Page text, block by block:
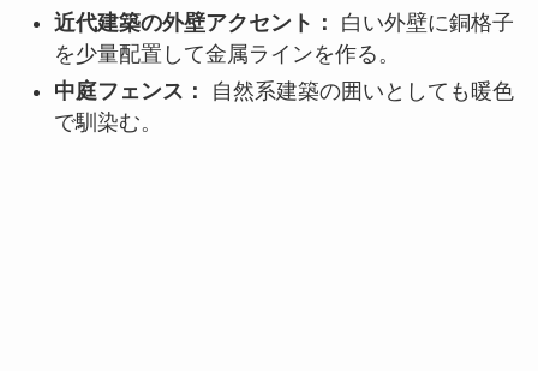
近代建築の外壁アクセント：
白い外壁に銅格子
を少量配置して金属ラインを作る。
中庭フェンス：
自然系建築の囲いとしても暖色
で馴染む。